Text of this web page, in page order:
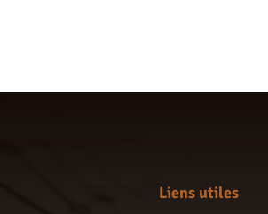
Liens utiles